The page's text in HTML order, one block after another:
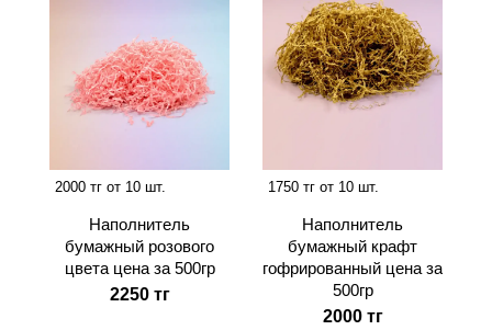
2000 тг от 10 шт.
Наполнитель
бумажный розового
цвета цена за 500гр
2250 тг
1750 тг от 10 шт.
Наполнитель
бумажный крафт
гофрированный цена за
500гр
2000 тг